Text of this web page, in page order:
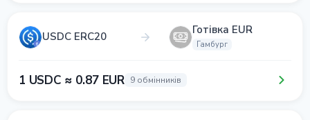
USDC ERC20 Готівка EUR
Гамбург
1 USDC ≈ 0.87 EUR 9 обмінників